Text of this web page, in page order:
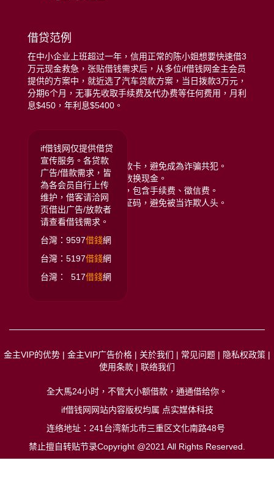
借贷范例
在中小企业上班超过一年，信用正常的陈小姐想要快速借3
万元现金救急，张贴借钱需求后，从多位if借钱网金主会员
提供的方案中，就近选了汽车贷款方案，当日拨款3万元，
分期6个月，无事先收取手续费及代办费等任何费用，月利
息$450，年利息$5400。
远离贷款诈骗注意:
拒绝给予银行存摺或提款卡，避免成為诈骗共犯。
拒绝任何类型的储值点数换现金。
拒绝给付任何名义费用，包含手续费、徵信费。
拒绝提供门号或手机验证码，避免被当诈欺人头。
if借钱网仅提供借贷
宣传服务。各贷款
广告/借款需求，皆
為各会员自行上传
维护，借客请洽网
页借出广告/放款者
请查看借钱需求。
台灣：9597借錢網
台灣：5197借錢網
台灣： 517借錢網
金主VIP的优势 | 金主VIP广告价格 | 关於我们 | 常见问题 | 隐私权政策 |
使用条款 | 联络我们
全大馬24小时，不管大小额借款，通通借给你 。
if借钱网网站内容版权均属 点实媒体科技
连络地址：241台湾新北市三重区文化南路48号
禁止擅自转贴节录Copyright @2021 All Rights Reserved.